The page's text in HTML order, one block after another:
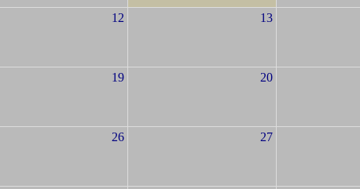
12 13
19 20
26 27